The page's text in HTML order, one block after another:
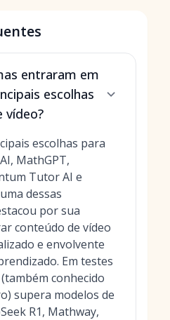
entraram em
escolhas
vídeo?
escolhas para
MathGPT,
Tutor AI e
dessas
por sua
conteúdo de vídeo
e envolvente
Em testes
conhecido
supera modelos de
R1, Mathway,